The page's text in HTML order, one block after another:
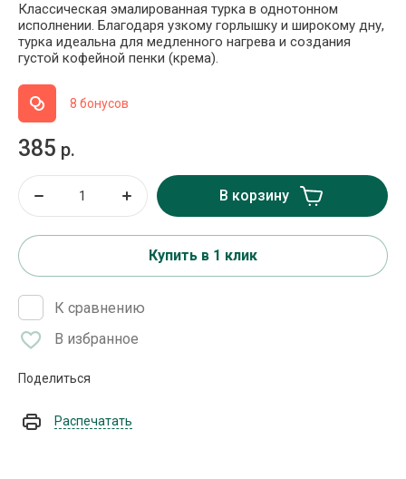
Классическая эмалированная турка в однотонном
исполнении. Благодаря узкому горлышку и широкому дну,
турка идеальна для медленного нагрева и создания
густой кофейной пенки (крема).
8 бонусов
385 р.
В корзину
Купить в 1 клик
К сравнению
В избранное
Поделиться
Распечатать